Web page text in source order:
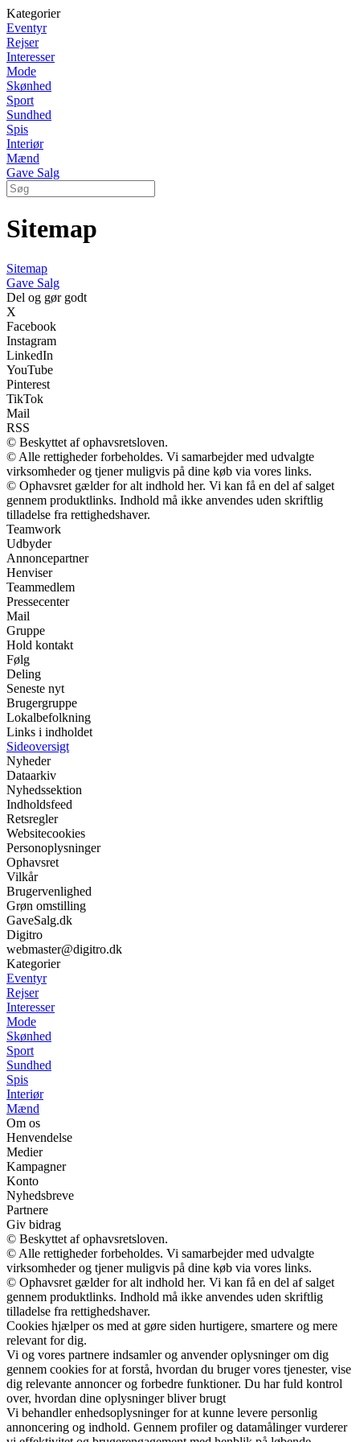
Kategorier
Eventyr
Rejser
Interesser
Mode
Skønhed
Sport
Sundhed
Spis
Interiør
Mænd
Gave Salg
Sitemap
Sitemap
Gave Salg
Del og gør godt
X
Facebook
Instagram
LinkedIn
YouTube
Pinterest
TikTok
Mail
RSS
© Beskyttet af ophavsretsloven.
© Alle rettigheder forbeholdes. Vi samarbejder med udvalgte
virksomheder og tjener muligvis på dine køb via vores links.
© Ophavsret gælder for alt indhold her. Vi kan få en del af salget
gennem produktlinks. Indhold må ikke anvendes uden skriftlig
tilladelse fra rettighedshaver.
Teamwork
Udbyder
Annoncepartner
Henviser
Teammedlem
Pressecenter
Mail
Gruppe
Hold kontakt
Følg
Deling
Seneste nyt
Brugergruppe
Lokalbefolkning
Links i indholdet
Sideoversigt
Nyheder
Dataarkiv
Nyhedssektion
Indholdsfeed
Retsregler
Websitecookies
Personoplysninger
Ophavsret
Vilkår
Brugervenlighed
Grøn omstilling
GaveSalg.dk
Digitro
webmaster@digitro.dk
Kategorier
Eventyr
Rejser
Interesser
Mode
Skønhed
Sport
Sundhed
Spis
Interiør
Mænd
Om os
Henvendelse
Medier
Kampagner
Konto
Nyhedsbreve
Partnere
Giv bidrag
© Beskyttet af ophavsretsloven.
© Alle rettigheder forbeholdes. Vi samarbejder med udvalgte
virksomheder og tjener muligvis på dine køb via vores links.
© Ophavsret gælder for alt indhold her. Vi kan få en del af salget
gennem produktlinks. Indhold må ikke anvendes uden skriftlig
tilladelse fra rettighedshaver.
Cookies hjælper os med at gøre siden hurtigere, smartere og mere
relevant for dig.
Vi og vores partnere indsamler og anvender oplysninger om dig
gennem cookies for at forstå, hvordan du bruger vores tjenester, vise
dig relevante annoncer og forbedre funktioner. Du har fuld kontrol
over, hvordan dine oplysninger bliver brugt
Vi behandler enhedsoplysninger for at kunne levere personlig
annoncering og indhold. Gennem profiler og datamålinger vurderer